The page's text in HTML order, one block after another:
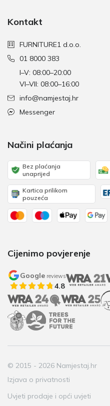
Kontakt
FURNITURE1 d.o.o.
01 8000 383
I–V: 08:00–20:00
VI–VII: 08:00–16:00
info@namjestaj.hr
Messenger
Načini plaćanja
Bez plaćanja
unaprijed
Kartica prilikom
pouzeća
Cijenimo povjerenje
Google reviews
4.8
© 2015 - 2026 Namjestaj.hr
Izjava o privatnosti
Uvjeti prodaje i opći uvjeti